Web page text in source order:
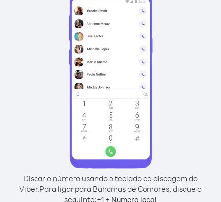
Discar o número usando o teclado de discagem do
Viber.Para ligar para Bahamas de Comores, disque o
seguinte:+1 + Número local